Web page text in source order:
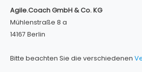
Agile.Coach GmbH & Co. KG
Mühlenstraße 8 a
14167 Berlin
Bitte beachten Sie die verschiedenen